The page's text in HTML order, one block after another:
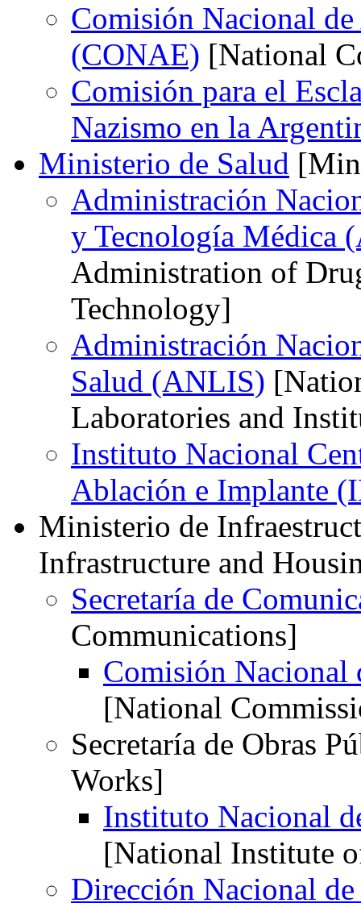
Comisión Nacional
(CONAE) [National
Comisión para el
Nazismo en la
Ministerio de Salud
Administración
y Tecnología Médica
Administration of
Technology]
Administración
Salud (ANLIS)
Laboratories and
Instituto Nacional
Ablación e Implante
Ministerio de
Infrastructure and
Secretaría de
Communications]
Comisión Nacional
[National
Secretaría de Obras
Works]
Instituto Nacional
[National Institute
Dirección Nacional